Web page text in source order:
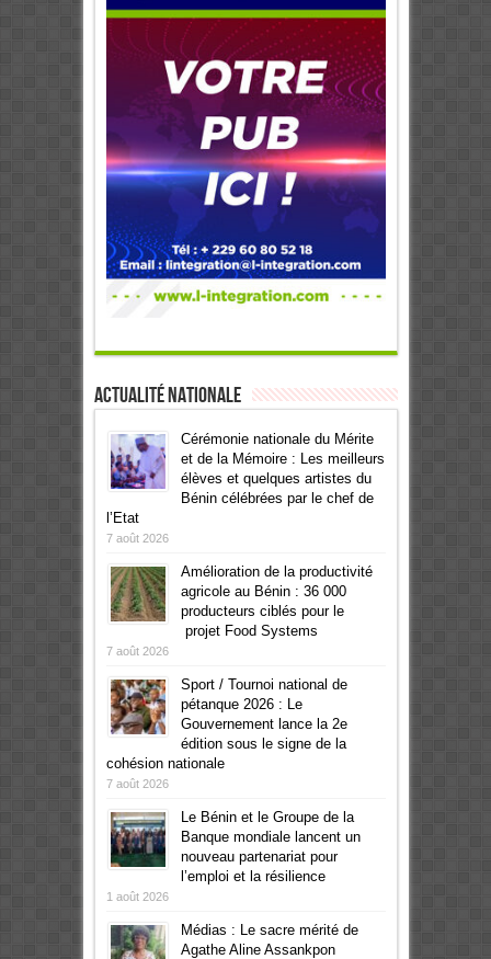
Actualité Nationale
Cérémonie nationale du Mérite
et de la Mémoire : Les meilleurs
élèves et quelques artistes du
Bénin célébrées par le chef de
l’Etat
7 août 2026
Amélioration de la productivité
agricole au Bénin : 36 000
producteurs ciblés pour le
projet Food Systems
7 août 2026
Sport / Tournoi national de
pétanque 2026 : Le
Gouvernement lance la 2e
édition sous le signe de la
cohésion nationale
7 août 2026
Le Bénin et le Groupe de la
Banque mondiale lancent un
nouveau partenariat pour
l’emploi et la résilience
1 août 2026
Médias : Le sacre mérité de
Agathe Aline Assankpon